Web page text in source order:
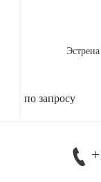
по запросу